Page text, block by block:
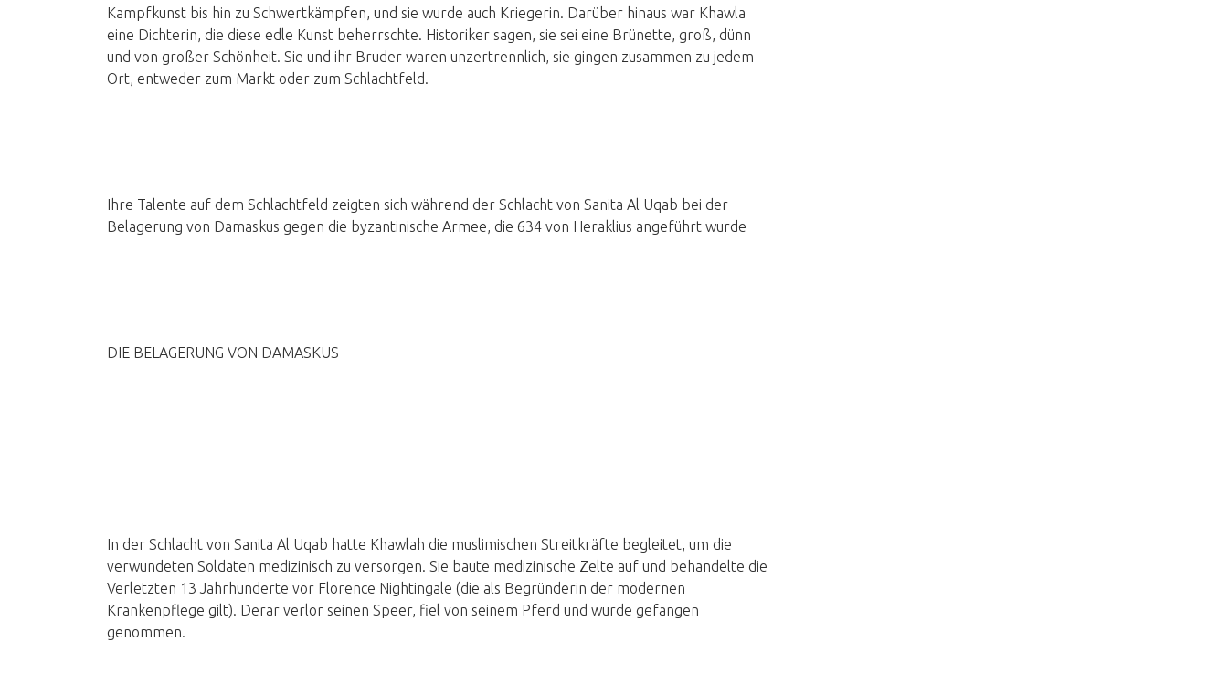
Kampfkunst bis hin zu Schwertkämpfen, und sie wurde auch Kriegerin. Darüber hinaus war Khawla
eine Dichterin, die diese edle Kunst beherrschte. Historiker sagen, sie sei eine Brünette, groß, dünn
und von großer Schönheit. Sie und ihr Bruder waren unzertrennlich, sie gingen zusammen zu jedem
Ort, entweder zum Markt oder zum Schlachtfeld.
Ihre Talente auf dem Schlachtfeld zeigten sich während der Schlacht von Sanita Al Uqab bei der
Belagerung von Damaskus gegen die byzantinische Armee, die 634 von Heraklius angeführt wurde
DIE BELAGERUNG VON DAMASKUS
In der Schlacht von Sanita Al Uqab hatte Khawlah die muslimischen Streitkräfte begleitet, um die
verwundeten Soldaten medizinisch zu versorgen. Sie baute medizinische Zelte auf und behandelte die
Verletzten 13 Jahrhunderte vor Florence Nightingale (die als Begründerin der modernen
Krankenpflege gilt). Derar verlor seinen Speer, fiel von seinem Pferd und wurde gefangen
genommen.